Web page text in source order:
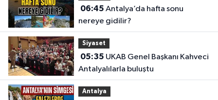
06:45
nereye gidilir?
Siyaset
05:35
Antalyalılarla buluştu
Antalya